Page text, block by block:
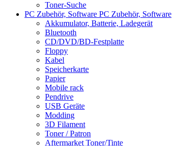
Toner-Suche
PC Zubehör, Software PC Zubehör, Software
Akkumulator, Batterie, Ladegerät
Bluetooth
CD/DVD/BD-Festplatte
Floppy
Kabel
Speicherkarte
Papier
Mobile rack
Pendrive
USB Geräte
Modding
3D Filament
Toner / Patron
Aftermarket Toner/Tinte